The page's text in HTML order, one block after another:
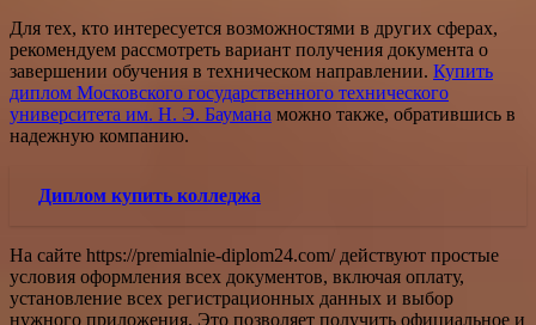
Для тех, кто интересуется возможностями в других сферах,
рекомендуем рассмотреть вариант получения документа о
завершении обучения в техническом направлении. Купить
диплом Московского государственного технического
университета им. Н. Э. Баумана можно также, обратившись в
надежную компанию.
Диплом купить колледжа
На сайте https://premialnie-diplom24.com/ действуют простые
условия оформления всех документов, включая оплату,
установление всех регистрационных данных и выбор
нужного приложения. Это позволяет получить официальное и